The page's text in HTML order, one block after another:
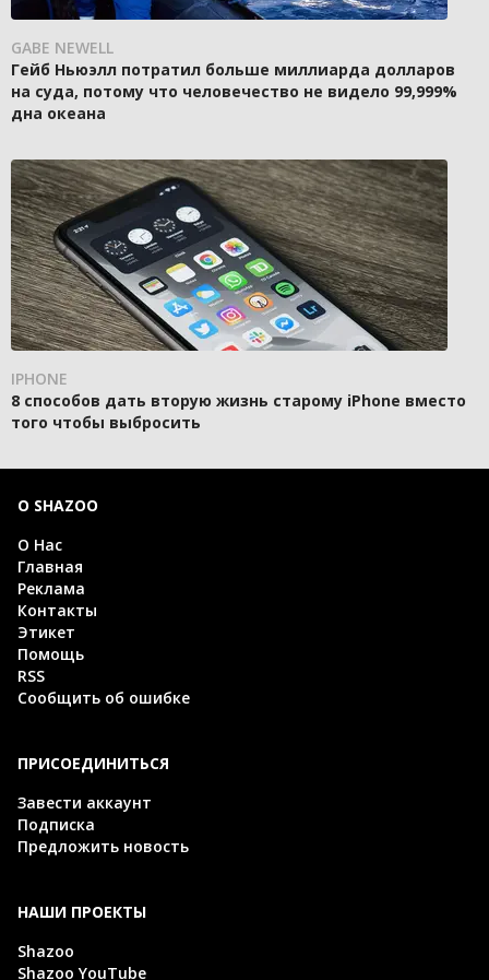
GABE NEWELL
Гейб Ньюэлл потратил больше миллиарда долларов
на суда, потому что человечество не видело 99,999%
дна океана
IPHONE
8 способов дать вторую жизнь старому iPhone вместо
того чтобы выбросить
О SHAZOO
О Нас
Главная
Реклама
Контакты
Этикет
Помощь
RSS
Сообщить об ошибке
ПРИСОЕДИНИТЬСЯ
Завести аккаунт
Подписка
Предложить новость
НАШИ ПРОЕКТЫ
Shazoo
Shazoo YouTube